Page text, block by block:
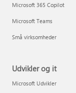
Microsoft 365 Copilot
Microsoft Teams
Små virksomheder
Udvikler og it
Microsoft Udvikler